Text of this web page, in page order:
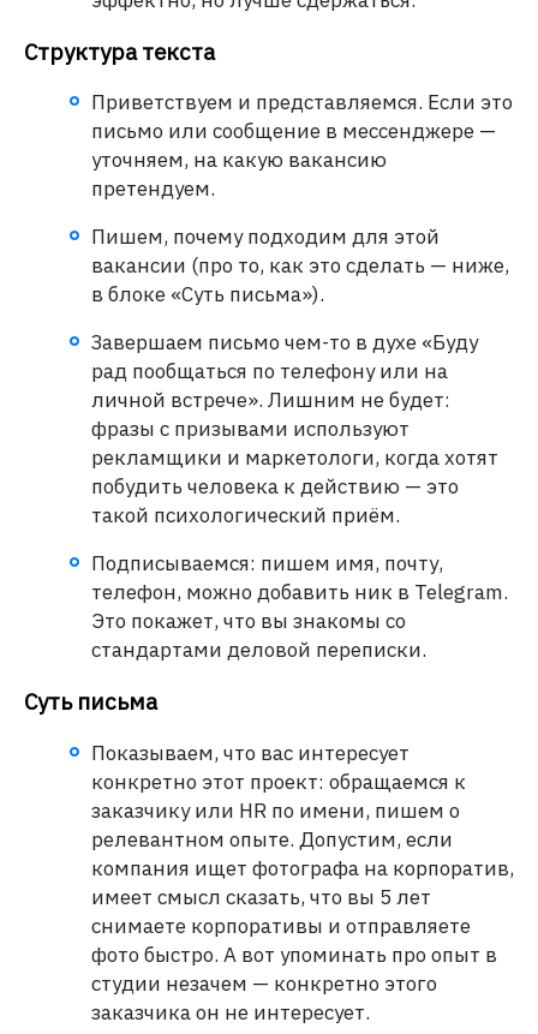
Структура текста
Приветствуем и представляемся. Если это
письмо или сообщение в мессенджере —
уточняем, на какую вакансию
претендуем.
Пишем, почему подходим для этой
вакансии (про то, как это сделать — ниже,
в блоке «Суть письма»).
Завершаем письмо чем-то в духе «Буду
рад пообщаться по телефону или на
личной встрече». Лишним не будет:
фразы с призывами используют
рекламщики и маркетологи, когда хотят
побудить человека к действию — это
такой психологический приём.
Подписываемся: пишем имя, почту,
телефон, можно добавить ник в Telegram.
Это покажет, что вы знакомы со
стандартами деловой переписки.
Суть письма
Показываем, что вас интересует
конкретно этот проект: обращаемся к
заказчику или HR по имени, пишем о
релевантном опыте. Допустим, если
компания ищет фотографа на корпоратив,
имеет смысл сказать, что вы 5 лет
снимаете корпоративы и отправляете
фото быстро. А вот упоминать про опыт в
студии незачем — конкретно этого
заказчика он не интересует.